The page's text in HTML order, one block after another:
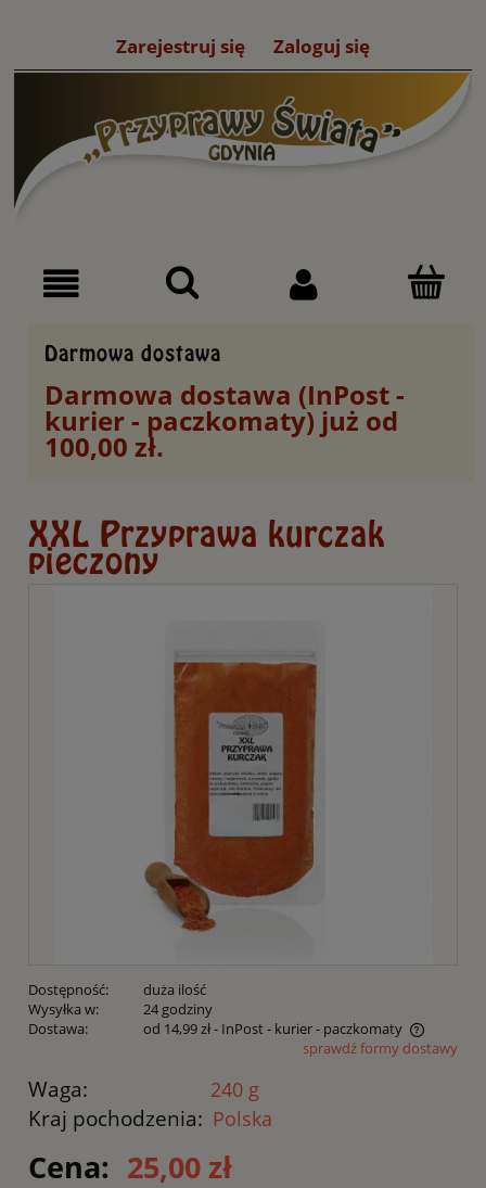
Zarejestruj się Zaloguj się
Darmowa dostawa
Darmowa dostawa (InPost -
kurier - paczkomaty) już od
100,00 zł.
XXL Przyprawa kurczak
pieczony
Dostępność:
duża ilość
Wysyłka w:
24 godziny
Dostawa:
od 14,99 zł- InPost - kurier - paczkomaty
Cena nie zawiera ewentualnych kosztów płatnościsprawdź formy dostawy
Waga: 240 g
Kraj pochodzenia: Polska
Cena: 25,00 zł